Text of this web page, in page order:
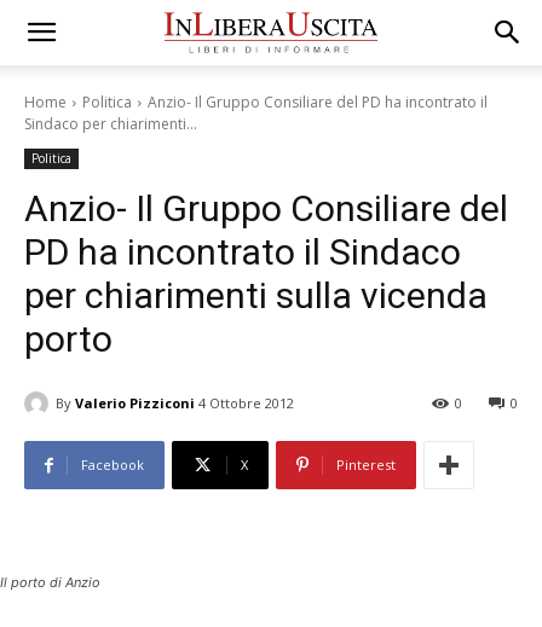
Home Politica
Anzio- Il Gruppo Consiliare del PD ha incontrato il
Sindaco per chiarimenti...
Politica
Anzio- Il Gruppo Consiliare del
PD ha incontrato il Sindaco
per chiarimenti sulla vicenda
porto
By Valerio Pizziconi 4 Ottobre 2012 0
0
Facebook X Pinterest
Il porto di Anzio